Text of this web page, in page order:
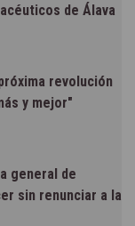
de Álava
revolución
y mejor"
general de
sin renunciar a la